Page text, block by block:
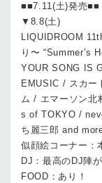
■■7.11(土)発売■■
▼8.8(土)
LIQUIDROOM
り〜 “Summer’s
YOUR SONG IS
EMUSIC / スカー
ム / エマーソン
s of TOKYO /
ち麗三郎 and
似顔絵コーナー：
DJ：最高のDJ陣が
FOOD：あり！